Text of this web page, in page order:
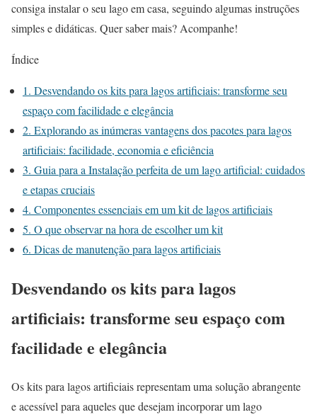
consiga instalar o seu lago em casa, seguindo algumas instruções
simples e didáticas. Quer saber mais? Acompanhe!
Índice
1. Desvendando os kits para lagos artificiais: transforme seu
espaço com facilidade e elegância
2. Explorando as inúmeras vantagens dos pacotes para lagos
artificiais: facilidade, economia e eficiência
3. Guia para a Instalação perfeita de um lago artificial: cuidados
e etapas cruciais
4. Componentes essenciais em um kit de lagos artificiais
5. O que observar na hora de escolher um kit
6. Dicas de manutenção para lagos artificiais
Desvendando os kits para lagos
artificiais: transforme seu espaço com
facilidade e elegância
Os kits para lagos artificiais representam uma solução abrangente
e acessível para aqueles que desejam incorporar um lago